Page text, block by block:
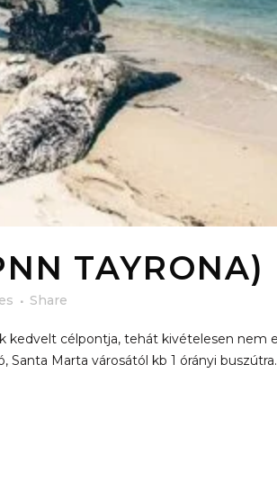
TAYRONA)
Share
kedvelt célpontja, tehát kivételesen nem
Marta városától kb 1 órányi